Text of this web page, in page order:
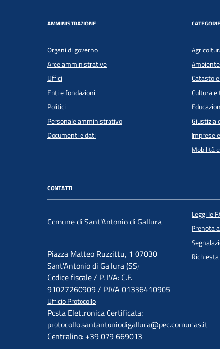
AMMINISTRAZIONE
Organi di governo
Aree amministrative
Uffici
Enti e fondazioni
Politici
Personale amministrativo
Documenti e dati
Ambiente
Catasto
Cultura e
Giustizia
Imprese
Mobilità
CONTATTI
Comune di Sant'Antonio di Gallura
Piazza Matteo Ruzzittu, 1 07030
Sant'Antonio di Gallura (SS)
Codice fiscale / P. IVA: C.F.
91027260909 / P.IVA 01336410905
Ufficio Protocollo
Posta Elettronica Certificata:
protocollo.santantoniodigallura@pec.comunas.it
Centralino: +39 079 669013
Leggi le
Prenota